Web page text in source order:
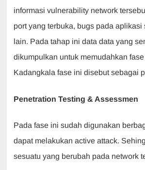
informasi vulnerability network
port yang terbuka, bugs pada aplikasi
lain. Pada tahap ini data data yang
dikumpulkan untuk memudahkan
Kadangkala fase ini disebut sebagai
Penetration Testing & Assessmen
Pada fase ini sudah digunakan
dapat melakukan active attack.
sesuatu yang berubah pada network